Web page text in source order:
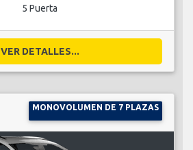
5 Puerta
VER DETALLES...
MONOVOLUMEN DE 7 PLAZAS